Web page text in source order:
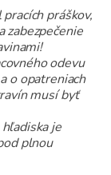
práškov,
zabezpečenie
odevu
o opatreniach
musí byť
je
plnou